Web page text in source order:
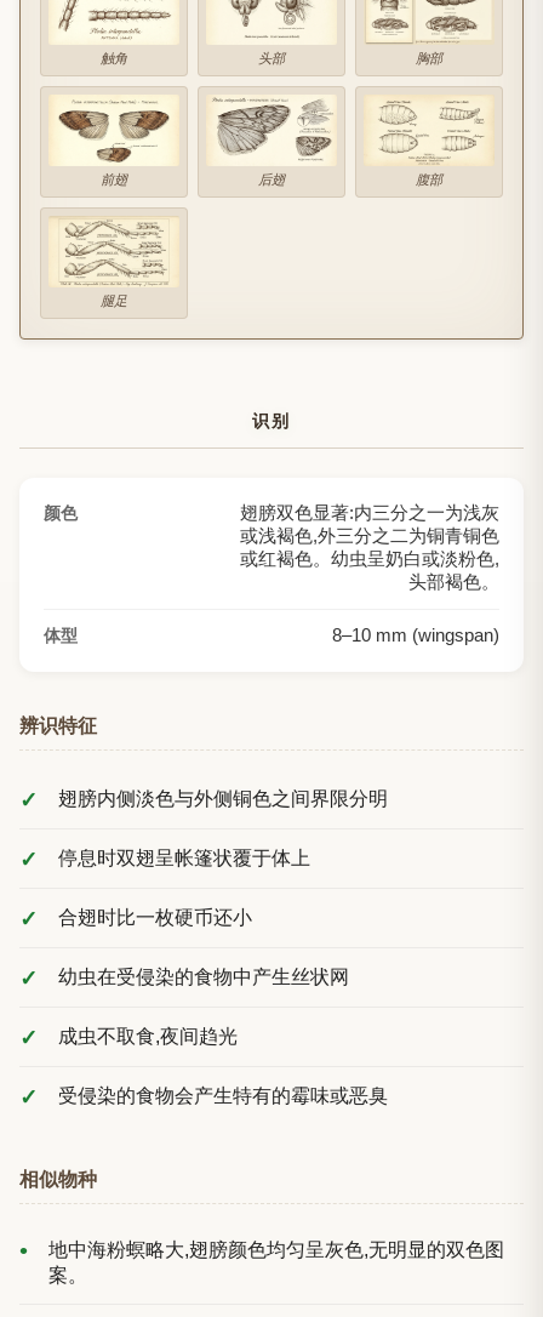
触角 头部 胸部
前翅 后翅 腹部
腿足
识别
颜色
翅膀双色显著:内三分之一为浅灰
或浅褐色,外三分之二为铜青铜色
或红褐色。幼虫呈奶白或淡粉色,
头部褐色。
体型 8–10 mm (wingspan)
辨识特征
翅膀内侧淡色与外侧铜色之间界限分明
停息时双翅呈帐篷状覆于体上
合翅时比一枚硬币还小
幼虫在受侵染的食物中产生丝状网
成虫不取食,夜间趋光
受侵染的食物会产生特有的霉味或恶臭
相似物种
地中海粉螟略大,翅膀颜色均匀呈灰色,无明显的双色图
案。